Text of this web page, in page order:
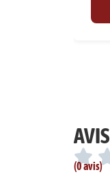
AVIS
(0 avis)